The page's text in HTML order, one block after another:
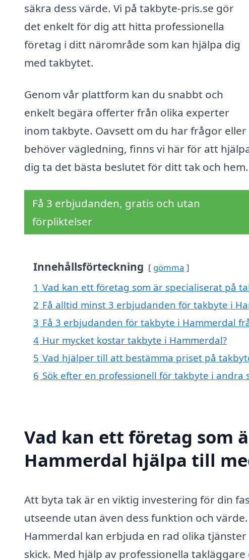
säkra dess värde. Vi på takbyte-pris.se gör
det enkelt för dig att hitta professionella
företag i ditt närområde som kan hjälpa dig
med takbytet.
Genom vår plattform kan du snabbt och
enkelt begära offerter från olika experter
inom takbyte. Oavsett om du har frågor eller
behöver vägledning, finns vi här för att
dig ta det bästa beslutet för ditt tak och hem.
Få 3 erbjudanden, gratis och utan
förpliktelser
Innehållsförteckning gömma
1 Vad kan ett företag som är specialiserat på
2 Få alltid minst 3 erbjudanden för takbyte i
3 Få 3 erbjudanden för takbyte i Hammerdal
4 Hur mycket kostar takbyte i Hammerdal?
5 Vad hjälper till att bestämma priset på
6 Sök efter en professionell för takbyte i andra
Vad kan ett företag som
Hammerdal hjälpa till
Att byta tak är en viktig investering för din
utseende utan även dess funktion och
Hammerdal kan erbjuda en rad olika
skick. Med hjälp av professionella